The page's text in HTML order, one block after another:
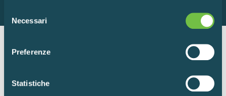
modificare o revocare il proprio consenso in qualsiasi
momento dalla Dichiarazione sui cookie o facendo clic
raccogliere informazioni sulla tua posizione
geografica, con un'approssimazione di qualche
delNecessari
Preferenze
Statistiche
Ente per la gestione della Riserva Naturale “Torbiere del
Via Europa 5 – 25050 Provaglio d’Iseo (BS)